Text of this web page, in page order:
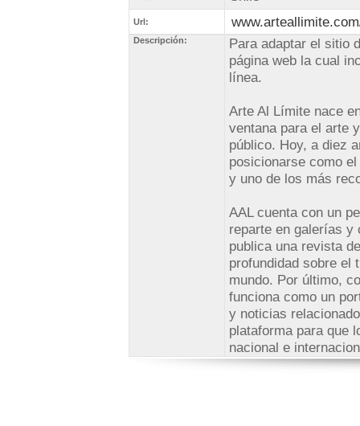
Url:
Descripción:
Para adaptar el sitio
página web la cual
línea.
Arte Al Límite nace
ventana para el arte
público. Hoy, a diez
posicionarse como
y uno de los más
AAL cuenta con un
reparte en galerías y
publica una revista
profundidad sobre el
mundo. Por último,
funciona como un
y noticias
plataforma para que
nacional e